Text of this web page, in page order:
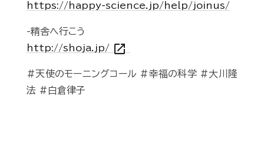
https://happy-science.jp/help/joinus/
-精舎へ行こう
http://shoja.jp/ open_in_new
#天使のモーニングコール #幸福の科学 #大川隆
法 #白倉律子